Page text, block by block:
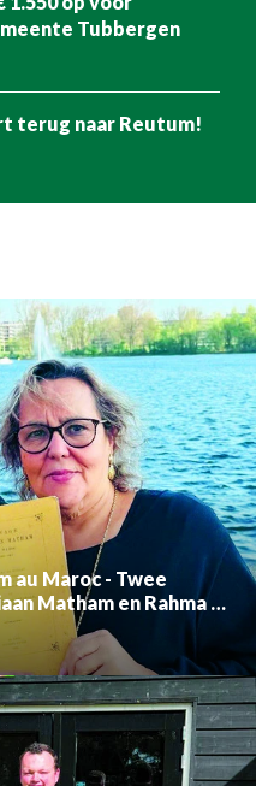
Tubbergen
terug naar Reutum!
au Maroc - Twee
Matham en Rahma el